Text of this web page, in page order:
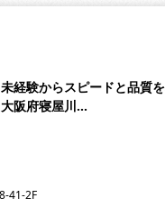
経験からスピードと品質
阪府寝屋川…
41-2F